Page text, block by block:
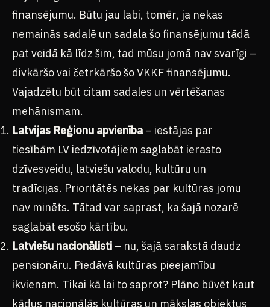
finansējumu. Būtu jau labi, tomēr, ja nekas
nemainās sadalē un sadala šo finansējumu tādā
pat veidā kā līdz šim, tad mūsu jomā nav svarīgi –
divkāršo vai četrkāršo šo VKKF finansējumu.
Vajadzētu būt citam sadales un vērtēšanas
mehānismam.
Latvijas Reģionu apvienība– iestājas par
tiesībām LV iedzīvotājiem saglabāt ierasto
dzīvesveidu, latviešu valodu, kultūru un
tradīcijas. Prioritātēs nekas par kultūras jomu
nav minēts. Tātad var saprast, ka šajā nozarē
saglabāt esošo kārtību.
Latviešu nacionālisti – nu, šajā sarakstā daudz
pensionāru. Piedāvā kultūras pieejamību
ikvienam. Tikai kā lai to saprot? Plāno būvēt kaut
kādus nacionālās kultūras un mākslas objektus